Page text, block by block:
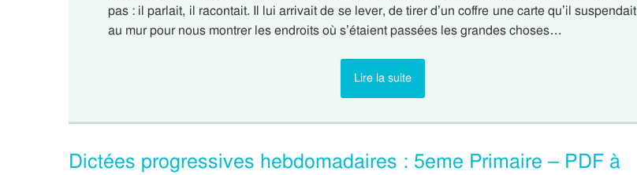
pas : il parlait, il racontait. Il lui arrivait de se lever, de tirer d’un coffre une carte qu’il suspendait
au mur pour nous montrer les endroits où s’étaient passées les grandes choses…
Lire la suite
Dictées progressives hebdomadaires : 5eme Primaire – PDF à